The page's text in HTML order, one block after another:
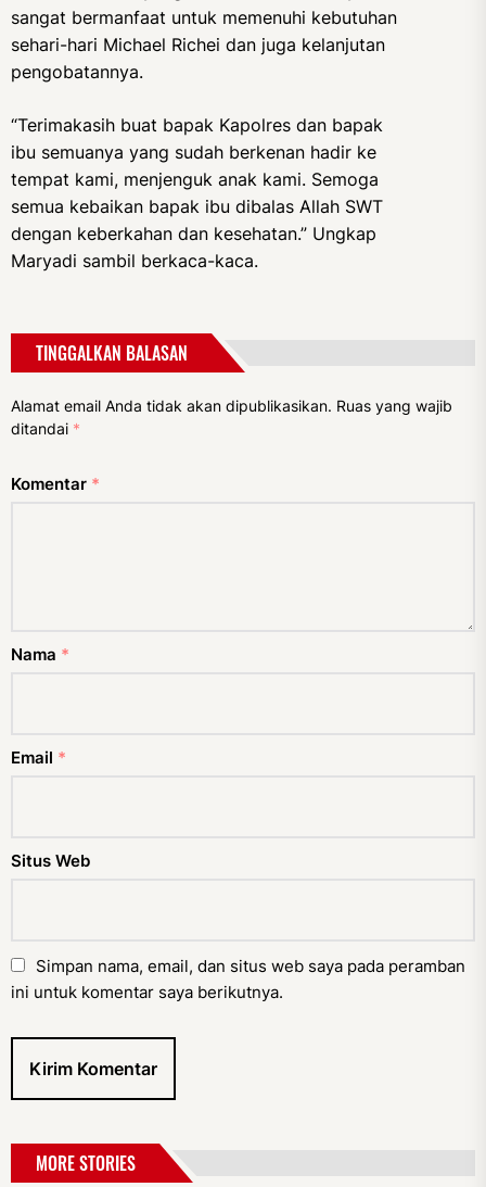
sangat bermanfaat untuk memenuhi kebutuhan
sehari-hari Michael Richei dan juga kelanjutan
pengobatannya.
“Terimakasih buat bapak Kapolres dan bapak
ibu semuanya yang sudah berkenan hadir ke
tempat kami, menjenguk anak kami. Semoga
semua kebaikan bapak ibu dibalas Allah SWT
dengan keberkahan dan kesehatan.” Ungkap
Maryadi sambil berkaca-kaca.
TINGGALKAN BALASAN
Alamat email Anda tidak akan dipublikasikan. Ruas yang wajib
ditandai *
Komentar *
Nama *
Email *
Situs Web
Simpan nama, email, dan situs web saya pada peramban
ini untuk komentar saya berikutnya.
MORE STORIES